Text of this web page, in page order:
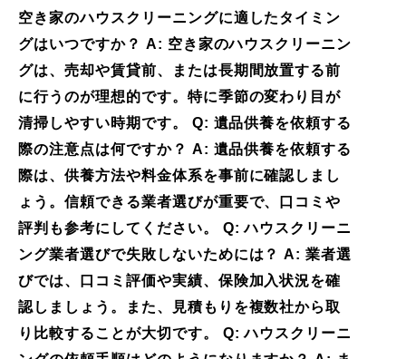
空き家のハウスクリーニングに適したタイミン
グはいつですか？ A: 空き家のハウスクリーニン
グは、売却や賃貸前、または長期間放置する前
に行うのが理想的です。特に季節の変わり目が
清掃しやすい時期です。 Q: 遺品供養を依頼する
際の注意点は何ですか？ A: 遺品供養を依頼する
際は、供養方法や料金体系を事前に確認しまし
ょう。信頼できる業者選びが重要で、口コミや
評判も参考にしてください。 Q: ハウスクリーニ
ング業者選びで失敗しないためには？ A: 業者選
びでは、口コミ評価や実績、保険加入状況を確
認しましょう。また、見積もりを複数社から取
り比較することが大切です。 Q: ハウスクリーニ